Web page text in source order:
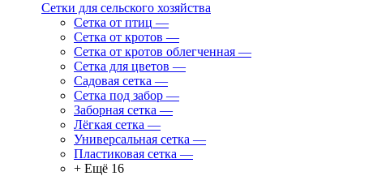
Сетки для сельского хозяйства
Сетка от птиц —
Сетка от кротов —
Сетка от кротов облегченная —
Сетка для цветов —
Садовая сетка —
Сетка под забор —
Заборная сетка —
Лёгкая сетка —
Универсальная сетка —
Пластиковая сетка —
+ Ещё 16